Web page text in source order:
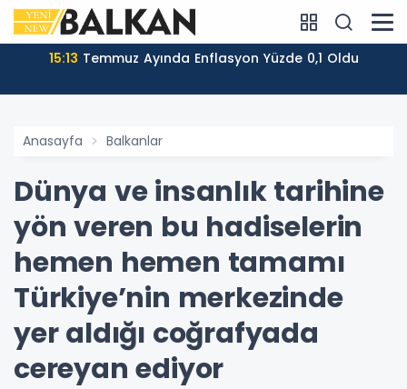
15:13 Temmuz Ayında Enflasyon Yüzde 0,1 Oldu
Anasayfa Balkanlar
Dünya ve insanlık tarihine
yön veren bu hadiselerin
hemen hemen tamamı
Türkiye’nin merkezinde
yer aldığı coğrafyada
cereyan ediyor